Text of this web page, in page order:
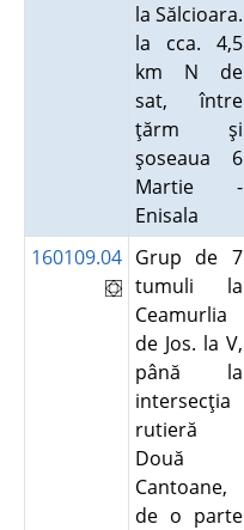
la Sălcioara.
la cca. 4,5
km N de
sat, între
ţărm şi
şoseaua 6
Martie -
Enisala
160109.04 Grup de 7
tumuli la
Ceamurlia
de Jos. la V,
până la
intersecţia
rutieră
Două
Cantoane,
de o parte